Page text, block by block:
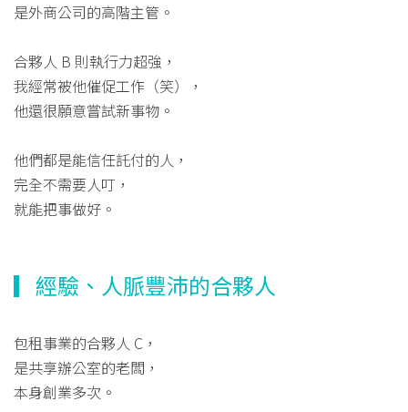
是外商公司的高階主管。
合夥人 B 則執行力超強，
我經常被他催促工作（笑），
他還很願意嘗試新事物。
他們都是能信任託付的人，
完全不需要人叮，
就能把事做好。
▎經驗、人脈豐沛的合夥人
包租事業的合夥人 C，
是共享辦公室的老闆，
本身創業多次。